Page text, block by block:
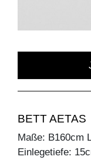
BETT AETAS
Maße: B160cm
Einlegetiefe: